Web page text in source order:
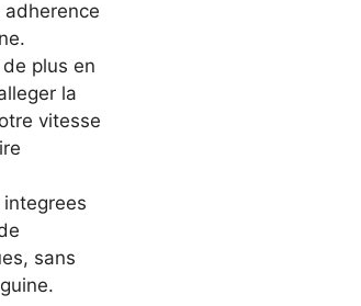
plus en
la
vitesse
sans